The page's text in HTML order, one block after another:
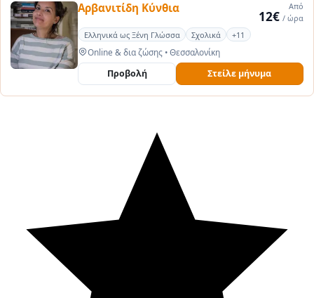
Αρβανιτίδη Κύνθια Από
12€ / ώρα
Ελληνικά ως Ξένη Γλώσσα
Σχολικά +11
Online & δια ζώσης •Θεσσαλονίκη
Προβολή Στείλε μήνυμα